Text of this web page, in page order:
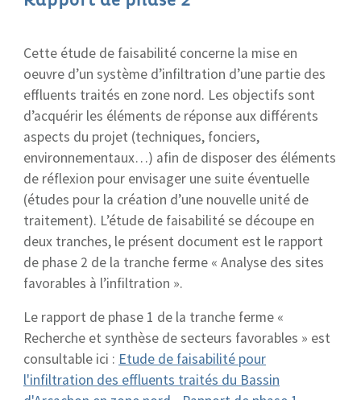
Cette étude de faisabilité concerne la mise en
oeuvre d’un système d’infiltration d’une partie des
effluents traités en zone nord. Les objectifs sont
d’acquérir les éléments de réponse aux différents
aspects du projet (techniques, fonciers,
environnementaux…) afin de disposer des éléments
de réflexion pour envisager une suite éventuelle
(études pour la création d’une nouvelle unité de
traitement). L’étude de faisabilité se découpe en
deux tranches, le présent document est le rapport
de phase 2 de la tranche ferme « Analyse des sites
favorables à l’infiltration ».
Le rapport de phase 1 de la tranche ferme «
Recherche et synthèse de secteurs favorables » est
consultable ici : Etude de faisabilité pour
l'infiltration des effluents traités du Bassin